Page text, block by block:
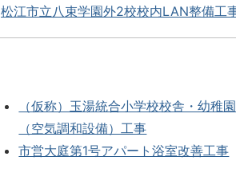
松江市立八束学園外2校校内LAN整備工
（仮称）玉湯統合小学校校舎・幼稚
（空気調和設備）工事
市営大庭第1号アパート浴室改善工事